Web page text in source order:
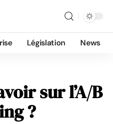
Législation News
sur l’A/B
?